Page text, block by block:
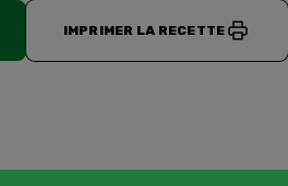
IMPRIMER LA RECETTE